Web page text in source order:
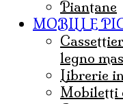
Piantane
MOBILI E
Cassettiere, comodini e scrittoi in
legno
Librerie